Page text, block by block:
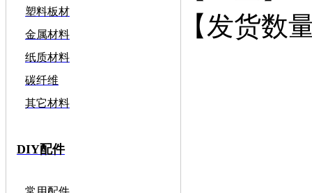
塑料板材
金属材料
纸质材料
碳纤维
其它材料
DIY配件
【发货数